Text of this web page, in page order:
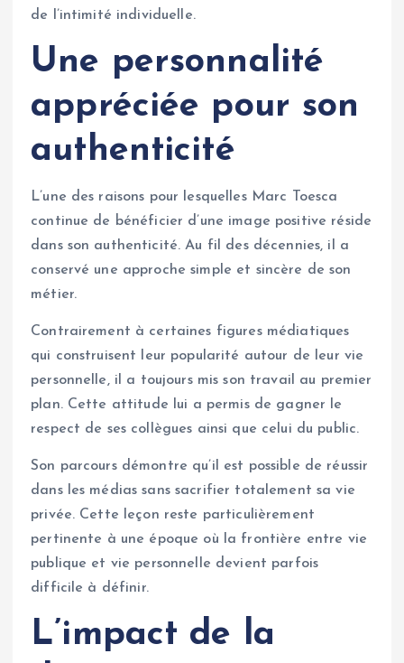
de l’intimité individuelle.
Une personnalité
appréciée pour son
authenticité
L’une des raisons pour lesquelles Marc Toesca
continue de bénéficier d’une image positive réside
dans son authenticité. Au fil des décennies, il a
conservé une approche simple et sincère de son
métier.
Contrairement à certaines figures médiatiques
qui construisent leur popularité autour de leur vie
personnelle, il a toujours mis son travail au premier
plan. Cette attitude lui a permis de gagner le
respect de ses collègues ainsi que celui du public.
Son parcours démontre qu’il est possible de réussir
dans les médias sans sacrifier totalement sa vie
privée. Cette leçon reste particulièrement
pertinente à une époque où la frontière entre vie
publique et vie personnelle devient parfois
difficile à définir.
L’impact de la